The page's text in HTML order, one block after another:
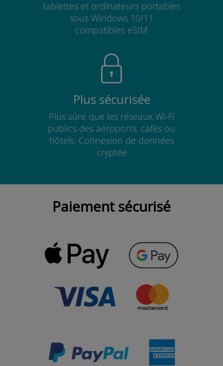
tablettes et ordinateurs portables
sous Windows 10/11
compatibles eSIM
Plus sécurisée
Plus sûre que les réseaux Wi-Fi
publics des aéroports, cafés ou
hôtels. Connexion de données
cryptée
Paiement sécurisé